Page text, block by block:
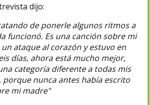
dijo:
de ponerle algunos ritmos a
funcionó. Es una canción sobre mi
ataque al corazón y estuvo en
días, ahora está mucho mejor,
categoría diferente a todas mis
porque nunca antes había escrito
mi madre"